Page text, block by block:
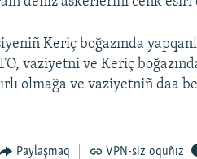
Keriç boğazında
vaziyetni ve Keriç
olmağa ve vaziyetniñ daa
Paylaşmaq VPN-siz oquñız